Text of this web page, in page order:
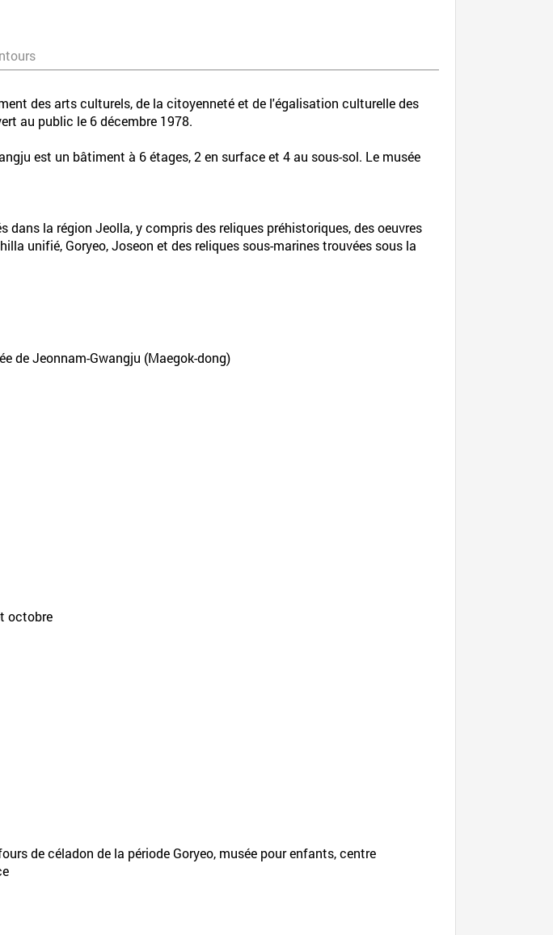
des arts culturels, de la citoyenneté et de l'égalisation culturelle des
au public le 6 décembre 1978.
est un bâtiment à 6 étages, 2 en surface et 4 au sous-sol. Le musée
la région Jeolla, y compris des reliques préhistoriques, des oeuvres
unifié, Goryeo, Joseon et des reliques sous-marines trouvées sous la
de Jeonnam-Gwangju (Maegok-dong)
octobre
de céladon de la période Goryeo, musée pour enfants, centre